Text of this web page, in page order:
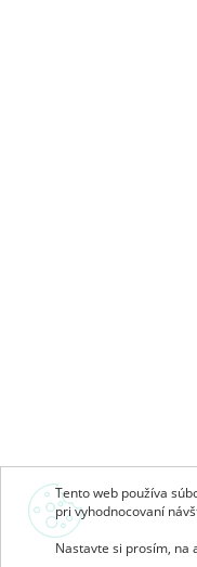
Tento web používa
pri vyhodnocovaní
Nastavte si prosím, na